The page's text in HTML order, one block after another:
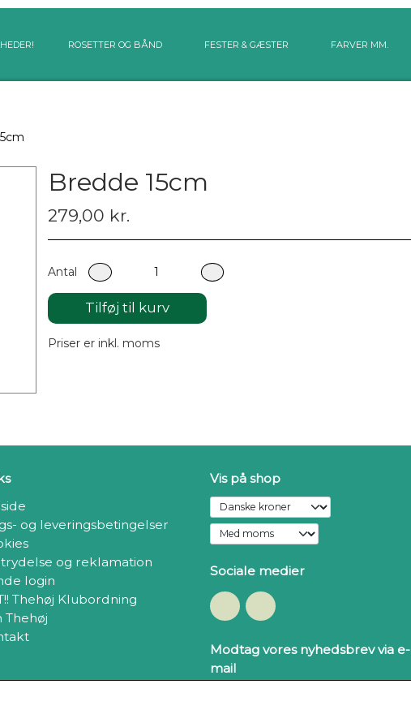
ROSETTER OG BÅND FESTER & GÆSTER FARVER MM.
Bredde 15cm
279,00 kr.
Antal
Tilføj til kurv
Priser er inkl. moms
og leveringsbetingelser
og reklamation
login
Thehøj Klubordning
Thehøj
Vis på shop
Sociale medier
Modtag vores nyhedsbrev via e-
mail